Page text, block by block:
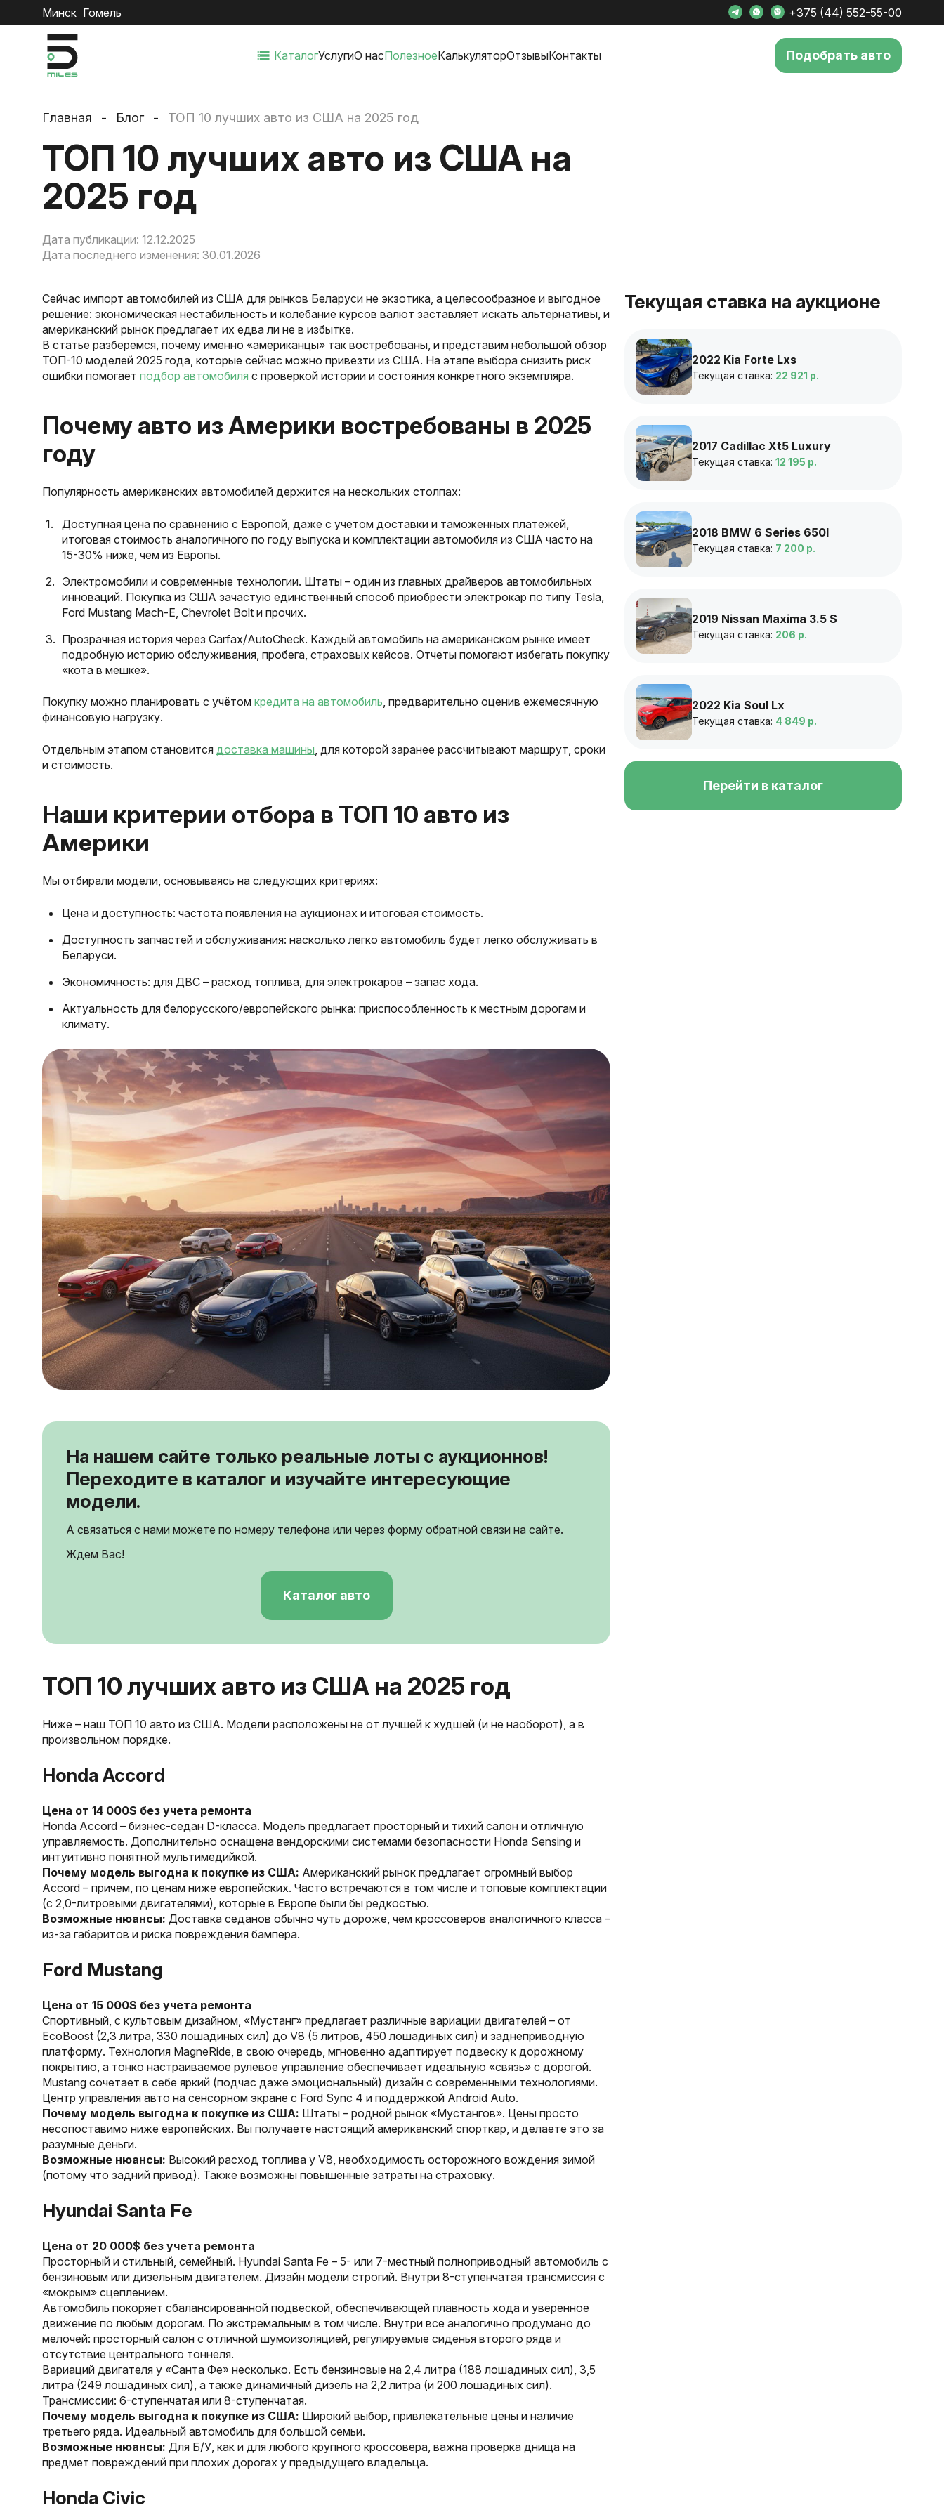
Минск Гомель +375 (44) 552-55-00
КаталогУслугиО насПолезноеКалькуляторОтзывыКонтакты Подобрать авто
Главная Блог ТОП 10 лучших авто из США на 2025 год
ТОП 10 лучших авто из США на
2025 год
Дата публикации: 12.12.2025
Дата последнего изменения: 30.01.2026
Сейчас импорт автомобилей из США для рынков Беларуси не экзотика, а целесообразное и выгодное
решение: экономическая нестабильность и колебание курсов валют заставляет искать альтернативы, и
американский рынок предлагает их едва ли не в избытке.
В статье разберемся, почему именно «американцы» так востребованы, и представим небольшой обзор
ТОП-10 моделей 2025 года, которые сейчас можно привезти из США. На этапе выбора снизить риск
ошибки помогает подбор автомобиля с проверкой истории и состояния конкретного экземпляра.
Почему авто из Америки востребованы в 2025
году
Популярность американских автомобилей держится на нескольких столпах:
Доступная цена по сравнению с Европой, даже с учетом доставки и таможенных платежей,
итоговая стоимость аналогичного по году выпуска и комплектации автомобиля из США часто на
15-30% ниже, чем из Европы.
Электромобили и современные технологии. Штаты – один из главных драйверов автомобильных
инноваций. Покупка из США зачастую единственный способ приобрести электрокар по типу Tesla,
Ford Mustang Mach-E, Chevrolet Bolt и прочих.
Прозрачная история через Carfax/AutoCheck. Каждый автомобиль на американском рынке имеет
подробную историю обслуживания, пробега, страховых кейсов. Отчеты помогают избегать покупку
«кота в мешке».
Покупку можно планировать с учётом кредита на автомобиль, предварительно оценив ежемесячную
финансовую нагрузку.
Отдельным этапом становится доставка машины, для которой заранее рассчитывают маршрут, сроки
и стоимость.
Наши критерии отбора в ТОП 10 авто из
Америки
Мы отбирали модели, основываясь на следующих критериях:
Цена и доступность: частота появления на аукционах и итоговая стоимость.
Доступность запчастей и обслуживания: насколько легко автомобиль будет легко обслуживать в
Беларуси.
Экономичность: для ДВС – расход топлива, для электрокаров – запас хода.
Актуальность для белорусского/европейского рынка: приспособленность к местным дорогам и
климату.
На нашем сайте только реальные лоты с аукционнов!
Переходите в каталог и изучайте интересующие
модели.
А связаться с нами можете по номеру телефона или через форму обратной связи на сайте.
Ждем Вас!
Каталог авто
ТОП 10 лучших авто из США на 2025 год
Ниже – наш ТОП 10 авто из США. Модели расположены не от лучшей к худшей (и не наоборот), а в
произвольном порядке.
Honda Accord
Цена от 14 000$ без учета ремонта
Honda Accord – бизнес-седан D-класса. Модель предлагает просторный и тихий салон и отличную
управляемость. Дополнительно оснащена вендорскими системами безопасности Honda Sensing и
интуитивно понятной мультимедийкой.
Почему модель выгодна к покупке из США: Американский рынок предлагает огромный выбор
Accord – причем, по ценам ниже европейских. Часто встречаются в том числе и топовые комплектации
(с 2,0-литровыми двигателями), которые в Европе были бы редкостью.
Возможные нюансы: Доставка седанов обычно чуть дороже, чем кроссоверов аналогичного класса –
из-за габаритов и риска повреждения бампера.
Ford Mustang
Цена от 15 000$ без учета ремонта
Спортивный, с культовым дизайном, «Мустанг» предлагает различные вариации двигателей – от
EcoBoost (2,3 литра, 330 лошадиных сил) до V8 (5 литров, 450 лошадиных сил) и заднеприводную
платформу. Технология MagneRide, в свою очередь, мгновенно адаптирует подвеску к дорожному
покрытию, а тонко настраиваемое рулевое управление обеспечивает идеальную «связь» с дорогой.
Mustang сочетает в себе яркий (подчас даже эмоциональный) дизайн с современными технологиями.
Центр управления авто на сенсорном экране с Ford Sync 4 и поддержкой Android Auto.
Почему модель выгодна к покупке из США: Штаты – родной рынок «Мустангов». Цены просто
несопоставимо ниже европейских. Вы получаете настоящий американский спорткар, и делаете это за
разумные деньги.
Возможные нюансы: Высокий расход топлива у V8, необходимость осторожного вождения зимой
(потому что задний привод). Также возможны повышенные затраты на страховку.
Hyundai Santa Fe
Цена от 20 000$ без учета ремонта
Просторный и стильный, семейный. Hyundai Santa Fe – 5- или 7-местный полноприводный автомобиль с
бензиновым или дизельным двигателем. Дизайн модели строгий. Внутри 8-ступенчатая трансмиссия с
«мокрым» сцеплением.
Автомобиль покоряет сбалансированной подвеской, обеспечивающей плавность хода и уверенное
движение по любым дорогам. По экстремальным в том числе. Внутри все аналогично продумано до
мелочей: просторный салон с отличной шумоизоляцией, регулируемые сиденья второго ряда и
отсутствие центрального тоннеля.
Вариаций двигателя у «Санта Фе» несколько. Есть бензиновые на 2,4 литра (188 лошадиных сил), 3,5
литра (249 лошадиных сил), а также динамичный дизель на 2,2 литра (и 200 лошадиных сил).
Трансмиссии: 6-ступенчатая или 8-ступенчатая.
Почему модель выгодна к покупке из США: Широкий выбор, привлекательные цены и наличие
третьего ряда. Идеальный автомобиль для большой семьи.
Возможные нюансы: Для Б/У, как и для любого крупного кроссовера, важна проверка днища на
предмет повреждений при плохих дорогах у предыдущего владельца.
Honda Civic
Текущая ставка на аукционе
2022 Kia Forte Lxs
Текущая ставка: 22 921 р.
2017 Cadillac Xt5 Luxury
Текущая ставка:12 195 р.
2018 BMW 6 Series 650I
Текущая ставка: 7 200 р.
2019 Nissan Maxima 3.5 S
Текущая ставка: 206 р.
2022 Kia Soul Lx
Текущая ставка: 4 849 р.
Перейти в каталог